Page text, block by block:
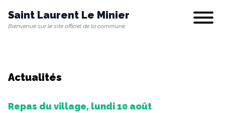
Saint Laurent Le Minier
Bienvenue sur le site officiel de la commune
Show/
Actualités
Repas du village, lundi 10 août